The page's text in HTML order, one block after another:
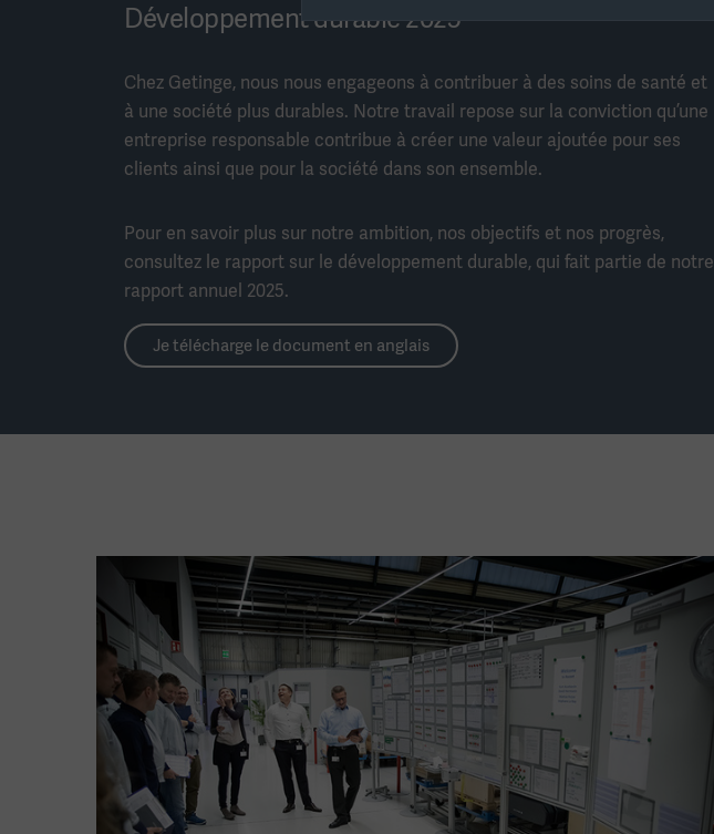
Développement durable 2025
Chez Getinge, nous nous engageons à contribuer à des soins de santé et
à une société plus durables. Notre travail repose sur la conviction qu’une
entreprise responsable contribue à créer une valeur ajoutée pour ses
clients ainsi que pour la société dans son ensemble.
Pour en savoir plus sur notre ambition, nos objectifs et nos progrès,
consultez le rapport sur le développement durable, qui fait partie de notre
rapport annuel 2025.
Je télécharge le document en anglais